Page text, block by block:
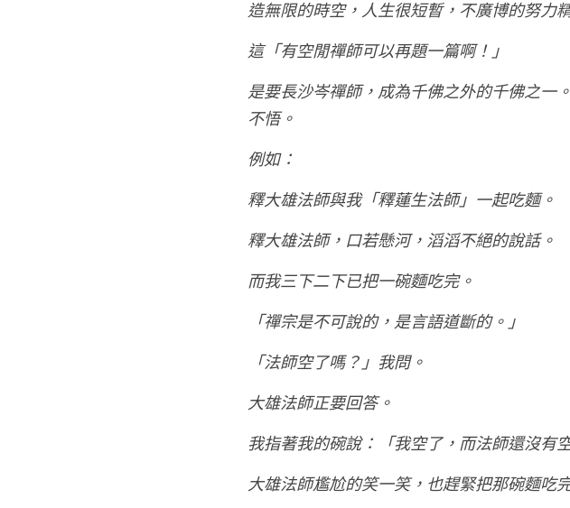
造無限的時空，人生很短暫，不廣博的努力
這「有空閒禪師可以再題一篇啊！」
是要長沙岑禪師，成為千佛之外的千佛之一
不悟。
例如：
釋大雄法師與我「釋蓮生法師」一起吃麵。
釋大雄法師，口若懸河，滔滔不絕的說話。
而我三下二下已把一碗麵吃完。
「禪宗是不可說的，是言語道斷的。」
「法師空了嗎？」我問。
大雄法師正要回答。
我指著我的碗說：「我空了，而法師還沒有
大雄法師尷尬的笑一笑，也趕緊把那碗麵吃